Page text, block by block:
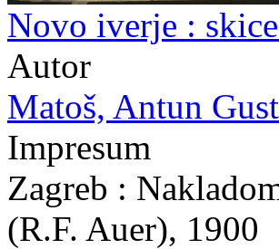
Novo iverje :
Autor
Matoš, Antun
Impresum
Zagreb :
(R.F. Auer), 1900